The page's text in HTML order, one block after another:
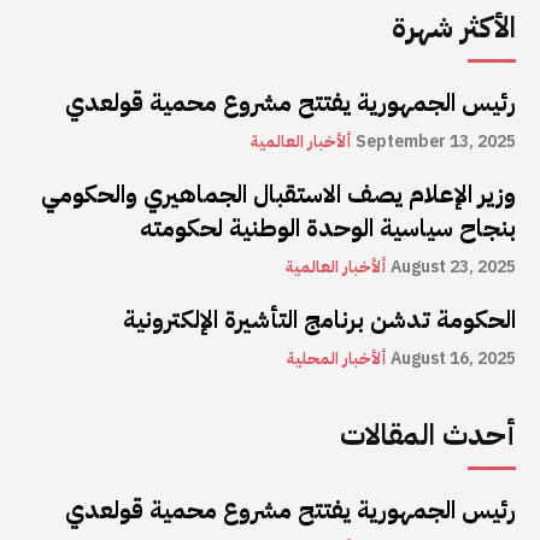
الأكثر شهرة
رئيس الجمهورية يفتتح مشروع محمية قولعدي
ألأخبار العالمية September 13, 2025
وزير الإعلام يصف الاستقبال الجماهيري والحكومي
بنجاح سياسية الوحدة الوطنية لحكومته
ألأخبار العالميةAugust 23, 2025
الحكومة تدشن برنامج التأشيرة الإلكترونية
ألأخبار المحليةAugust 16, 2025
أحدث المقالات
رئيس الجمهورية يفتتح مشروع محمية قولعدي